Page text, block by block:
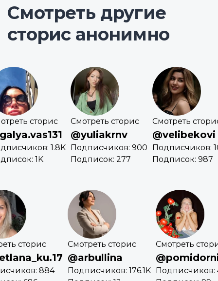
Смотреть другие
сторис анонимно
сторис
1.8K
1K
Смотреть сторис
@yuliakrnv
Подписчиков: 900
Подписок: 277
Смотреть
@velibekovi
Подписчиков:
Подписок: 987
сторис
884
Смотреть сторис
@arbullina
Подписчиков: 176.1K
Смотреть
Подписчиков: